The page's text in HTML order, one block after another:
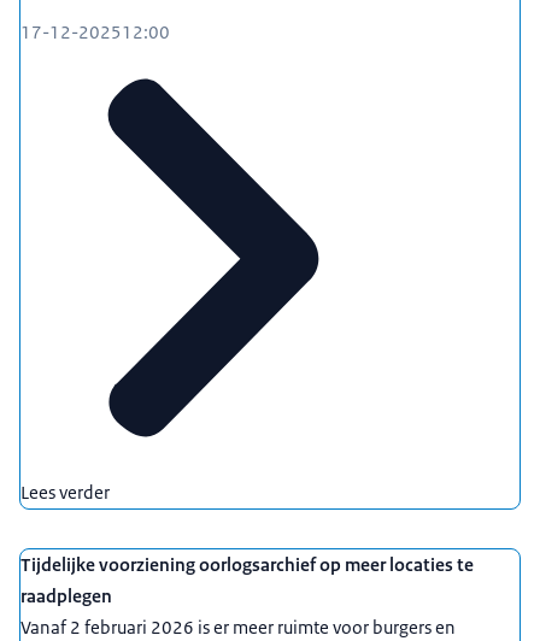
17-12-202512:00
Lees verder
Tijdelijke voorziening oorlogsarchief op meer locaties te
raadplegen
Vanaf 2 februari 2026 is er meer ruimte voor burgers en